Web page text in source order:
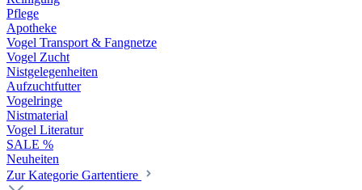
Pflege
Apotheke
Vogel Transport & Fangnetze
Vogel Zucht
Nistgelegenheiten
Aufzuchtfutter
Vogelringe
Nistmaterial
Vogel Literatur
SALE %
Neuheiten
Zur Kategorie Gartentiere